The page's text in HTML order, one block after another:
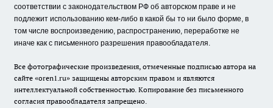
соответствии с законодательством РФ об авторском праве и не
подлежит использованию кем-либо в какой бы то ни было форме, в
том числе воспроизведению, распространению, переработке не
иначе как с письменного разрешения правообладателя.
Все фотографические произведения, отмеченные подписью автора на
сайте «oren1.ru» защищены авторским правом и являются
интеллектуальной собственностью. Копирование без письменного
согласия правообладателя запрещено.